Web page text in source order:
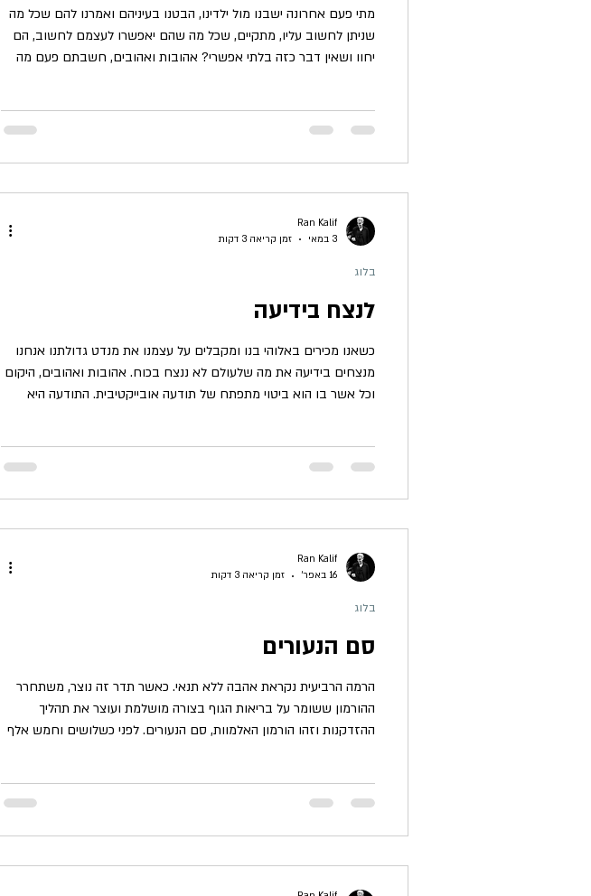
מתי פעם אחרונה ישבנו מול ילדינו, הבטנו בעיניהם ואמרנו להם שכל מה
שניתן לחשוב עליו, מתקיים, שכל מה שהם יאפשרו לעצמם לחשוב, הם
יחוו ושאין דבר כזה בלתי אפשרי? אהובות ואהובים, חשבתם פעם מה
וממלאת באחת כל משאלה ומיד. ולא, השדון הזה לא הלך לטכניון של
זה בדיוק האין הזה והיכן הוא גר? במוח האמצעי שלנו,
לנצח בידיעה
כשאנו מכירים באלוהי בנו ומקבלים על עצמנו את מנדט גדולתנו אנחנו
מנצחים בידיעה את מה שלעולם לא ננצח בכוח. אהובות ואהובים, היקום
וכל אשר בו הוא ביטוי מתפתח של תודעה אובייקטיבית. התודעה היא
והמקור לכל אשר אנו חווים. קסם הבריאה נגלה לכל מי שמתמקד בלימוד
נלמדה בבית הורינו ובבית הוריהם, במוסדות או ב
בלוג
Ran Kalif
3 במאי
זמן קריאה 3 דקות
סם הנעורים
הרמה הרביעית נקראת אהבה ללא תנאי. כאשר תדר זה נוצר, משתחרר
ההורמון ששומר על בריאות הגוף בצורה מושלמת ועוצר את תהליך
ההזדקנות וזהו הורמון האלמוות, סם הנעורים. לפני כשלושים וחמש אלף
לפס התדרים האולטרה סגול ולפתיחת החותם הרביעי. הג
בלוג
Ran Kalif
16 באפר׳
זמן קריאה 3 דקות